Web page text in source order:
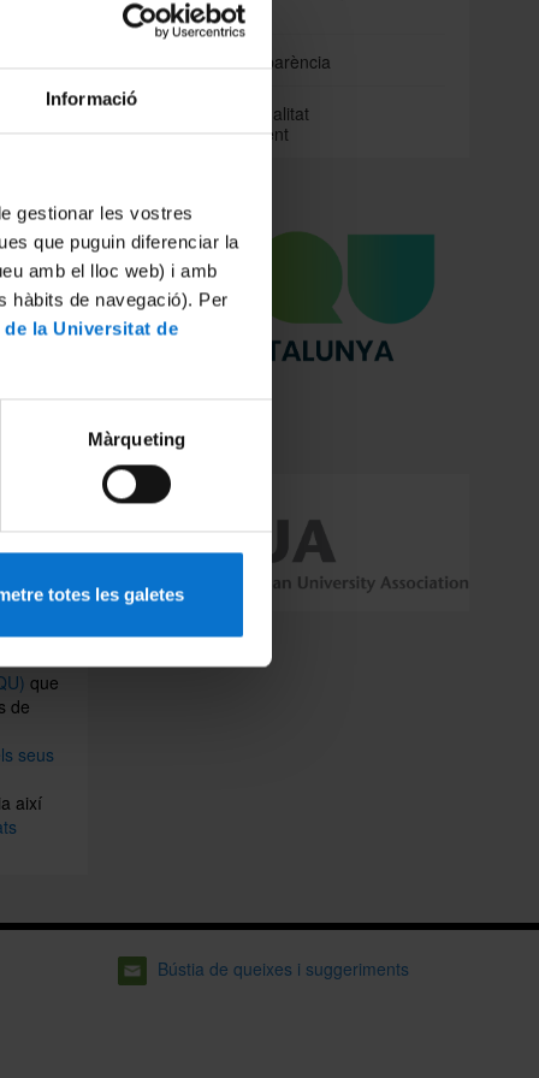
Informació
gestionar les vostres
que puguin diferenciar la
amb el lloc web) i amb
hàbits de navegació). Per
la Universitat de
Màrqueting
totes les galetes
més
parts
a
A
II Pla
i en
per
dels
els
i al
que
de
seus
així
centres
Portal de transparència
La Unitat de Qualitat
Academicodocent
Bústia de queixes i suggeriments